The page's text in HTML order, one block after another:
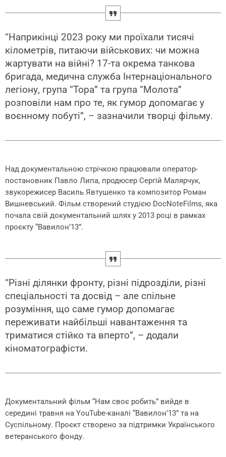
“Наприкінці 2023 року ми проїхали тисячі
кілометрів, питаючи військових: чи можна
жартувати на війні? 17-та окрема танкова
бригада, медична служба Інтернаціонального
легіону, група “Тора” та група “Молота”
розповіли нам про те, як гумор допомагає у
воєнному побуті”, – зазначили творці фільму.
Над документальною стрічкою працювали оператор-
постановник Павло Липа, продюсер Сергій Малярчук,
звукорежисер Василь Явтушенко та композитор Роман
Вишневський. Фільм створений студією DocNoteFilms, яка
почала свій документальний шлях у 2013 році в рамках
проєкту “Вавилонʼ13”.
“Різні ділянки фронту, різні підрозділи, різні
спеціальності та досвід – але спільне
розуміння, що саме гумор допомагає
переживати найбільші навантаження та
триматися стійко та вперто”, – додали
кіноматографісти.
Документальний фільм “Нам своє робить” вийде в
середині травня на YouTube-каналі “Вавилон’13” та на
Суспільному. Проєкт створено за підтримки Українського
ветеранського фонду.